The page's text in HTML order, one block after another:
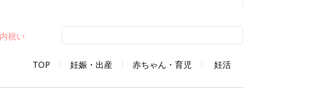
TOP 妊娠・出産 赤ちゃん・育児 妊活
内祝い